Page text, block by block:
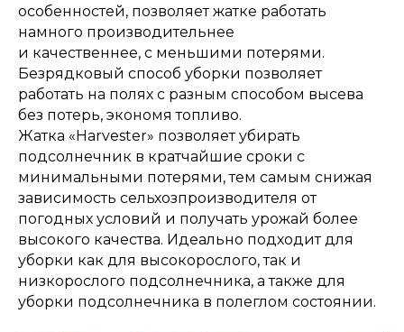
особенностей, позволяет жатке работать
намного производительнее
и качественнее, с меньшими потерями.
Безрядковый способ уборки позволяет
работать на полях с разным способом высева
без потерь, экономя топливо.
Жатка «Harvester» позволяет убирать
подсолнечник в кратчайшие сроки с
минимальными потерями, тем самым снижая
зависимость сельхозпроизводителя от
погодных условий и получать урожай более
высокого качества. Идеально подходит для
уборки как для высокорослого, так и
низкорослого подсолнечника, а также для
уборки подсолнечника в полеглом состоянии.